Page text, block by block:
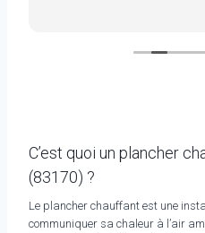
C’est quoi un plancher
(83170) ?
Le plancher chauffant est une
communiquer sa chaleur à l’air